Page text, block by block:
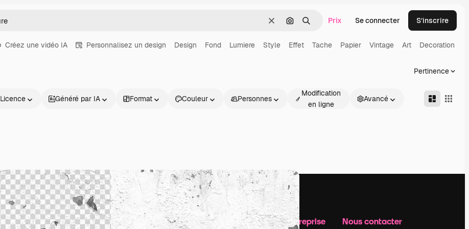
EffacerRechercher par image
Rechercher
Prix Se connecter S’inscrire
Créez une vidéo IA Personnalisez un design Design Fond Lumiere Style Effet Tache Papier Vintage Art Decoration
Pertinence
Licence Généré par IA Format Couleur Personnes
Modification
en ligne
Avancé
Produits Commencer Notre entreprise Nous contacter